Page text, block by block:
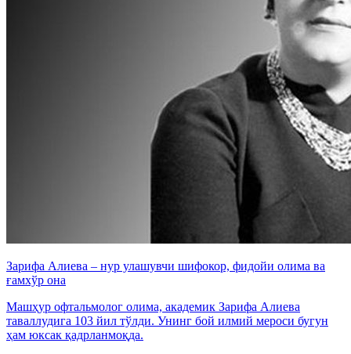
Зарифа Алиева – нур улашувчи шифокор, фидойи олима ва
ғамхўр она
Машҳур офтальмолог олима, академик Зарифа Алиева
таваллудига 103 йил тўлди. Унинг бой илмий мероси бугун
ҳам юксак қадрланмоқда.